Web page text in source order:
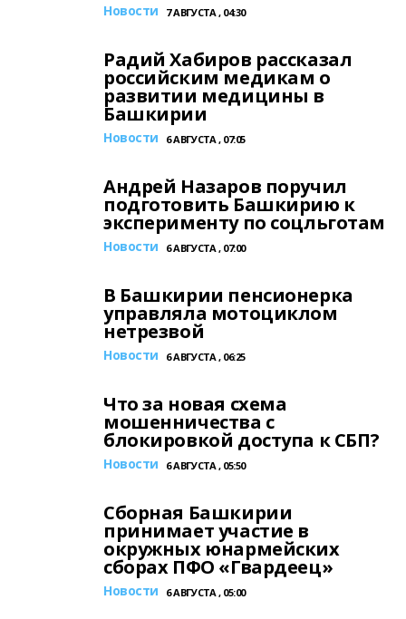
Новости 7 АВГУСТА , 04:30
Радий Хабиров рассказал
российским медикам о
развитии медицины в
Башкирии
Новости 6 АВГУСТА , 07:05
Андрей Назаров поручил
подготовить Башкирию к
эксперименту по соцльготам
Новости 6 АВГУСТА , 07:00
В Башкирии пенсионерка
управляла мотоциклом
нетрезвой
Новости 6 АВГУСТА , 06:25
Что за новая схема
мошенничества с
блокировкой доступа к СБП?
Новости 6 АВГУСТА , 05:50
Сборная Башкирии
принимает участие в
окружных юнармейских
сборах ПФО «Гвардеец»
Новости 6 АВГУСТА , 05:00